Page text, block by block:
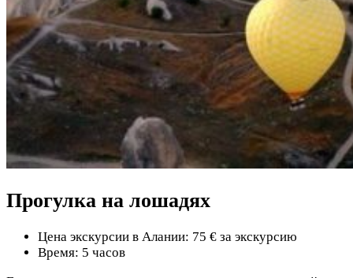
Прогулка на лошадях
Цена экскурсии в Алании: 75 € за экскурсию
Время: 5 часов